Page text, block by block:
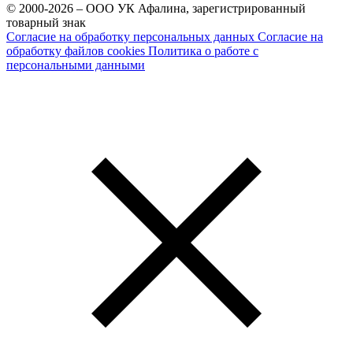
© 2000-2026 – ООО УК Афалина, зарегистрированный
товарный знак
Согласие на обработку персональных данных Согласие на
обработку файлов cookies Политика о работе с
персональными данными